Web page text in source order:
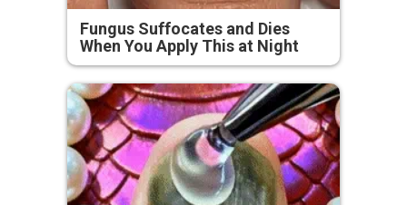
Fungus Suffocates and Dies
When You Apply This at Night